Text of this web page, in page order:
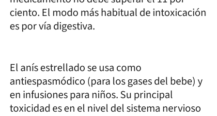
ciento. El modo más habitual de intoxicación
es por vía digestiva.
El anís estrellado se usa como
antiespasmódico (para los gases del bebe) y
en infusiones para niños. Su principal
toxicidad es en el nivel del sistema nervioso